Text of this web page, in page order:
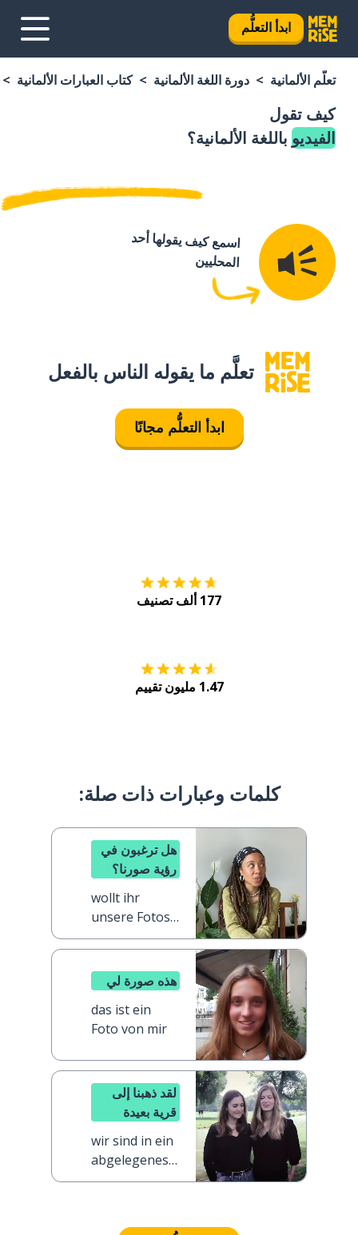
ابدأ التعلُّم
تعلَّم الألمانية دورة اللغة الألمانية كتاب العبارات الألمانية
كيف تقول
الفيديو باللغة الألمانية؟
اسمع كيف يقولها أحد
المحليين
تعلَّم ما يقوله الناس بالفعل
ابدأ التعلُّم مجانًا
177 ألف تصنيف
1.47 مليون تقييم
كلمات وعبارات ذات صلة:
هل ترغبون في
رؤية صورنا؟
wollt ihr
unsere Fotos
sehen?
هذه صورة لي
das ist ein
Foto von mir
لقد ذهبنا إلى
قرية بعيدة
wir sind in ein
abgelegenes
Dorf gefahren